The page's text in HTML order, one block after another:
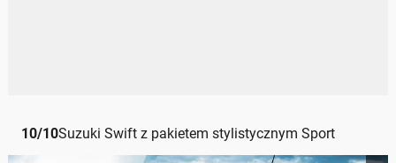
10/10Suzuki Swift z pakietem stylistycznym Sport